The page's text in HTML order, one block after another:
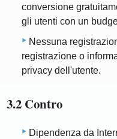
conversione
gli utenti con un
Nessuna
registrazione o
privacy dell'utente.
3.2 Contro
Dipendenza da